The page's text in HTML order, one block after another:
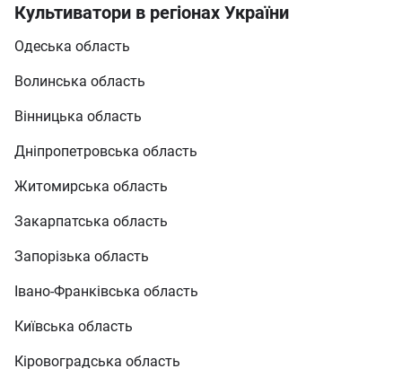
Культиватори в регіонах України
Одеська область
Волинська область
Вінницька область
Дніпропетровська область
Житомирська область
Закарпатська область
Запорізька область
Івано-Франківська область
Київська область
Кіровоградська область